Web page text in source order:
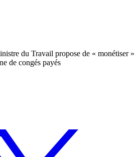
du Travail propose de « monétiser »
de congés payés